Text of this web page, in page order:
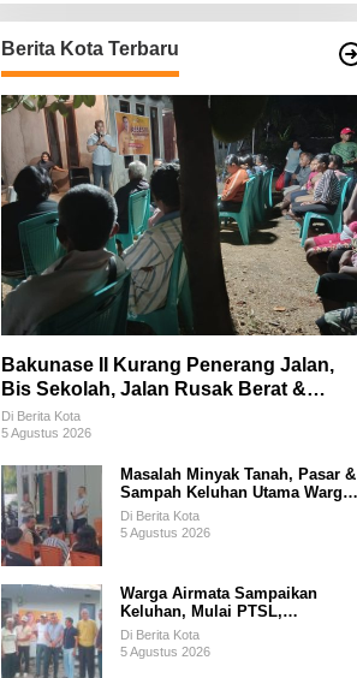
Berita Kota Terbaru
Bakunase II Kurang Penerang Jalan,
Bis Sekolah, Jalan Rusak Berat &
Susah Pupuk Subsidi
Di Berita Kota
5 Agustus 2026
Masalah Minyak Tanah, Pasar &
Sampah Keluhan Utama Warga
Airnona
Di Berita Kota
5 Agustus 2026
Warga Airmata Sampaikan
Keluhan, Mulai PTSL,
Ketersediaan Minyak Tanah &
Lahan Pemakaman
Di Berita Kota
5 Agustus 2026